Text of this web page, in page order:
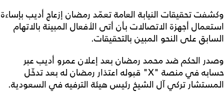
وكشفت تحقيقات النيابة العامة تعمّد رمضان إزعاج أديب بإساءة
استعمال أجهزة الاتصالات بأن أتى الأفعال المبينة بالاتهام
السابق على النحو المبين بالتحقيقات.
وصدر الحكم ضد محمد رمضان بعد إعلان عمرو أديب عبر
حسابه في منصة "X" قبوله اعتذار رمضان له بعد تدخّل
المستشار تركي آل الشيخ رئيس هيئة الترفيه في السعودية.